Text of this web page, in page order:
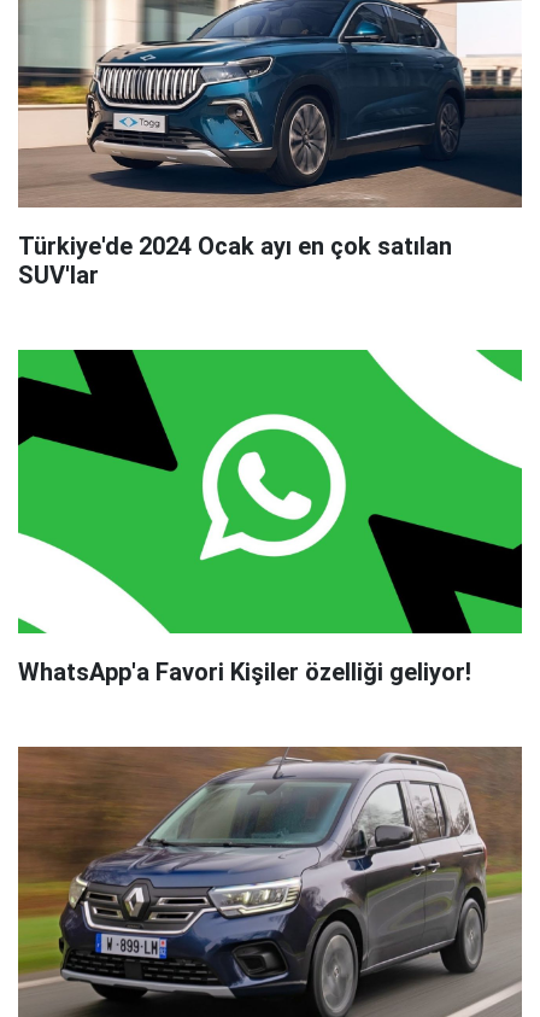
Türkiye'de 2024 Ocak ayı en çok satılan
SUV'lar
WhatsApp'a Favori Kişiler özelliği geliyor!